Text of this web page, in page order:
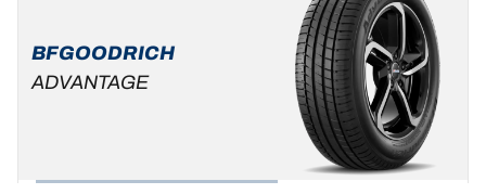
BFGOODRICH
ADVANTAGE